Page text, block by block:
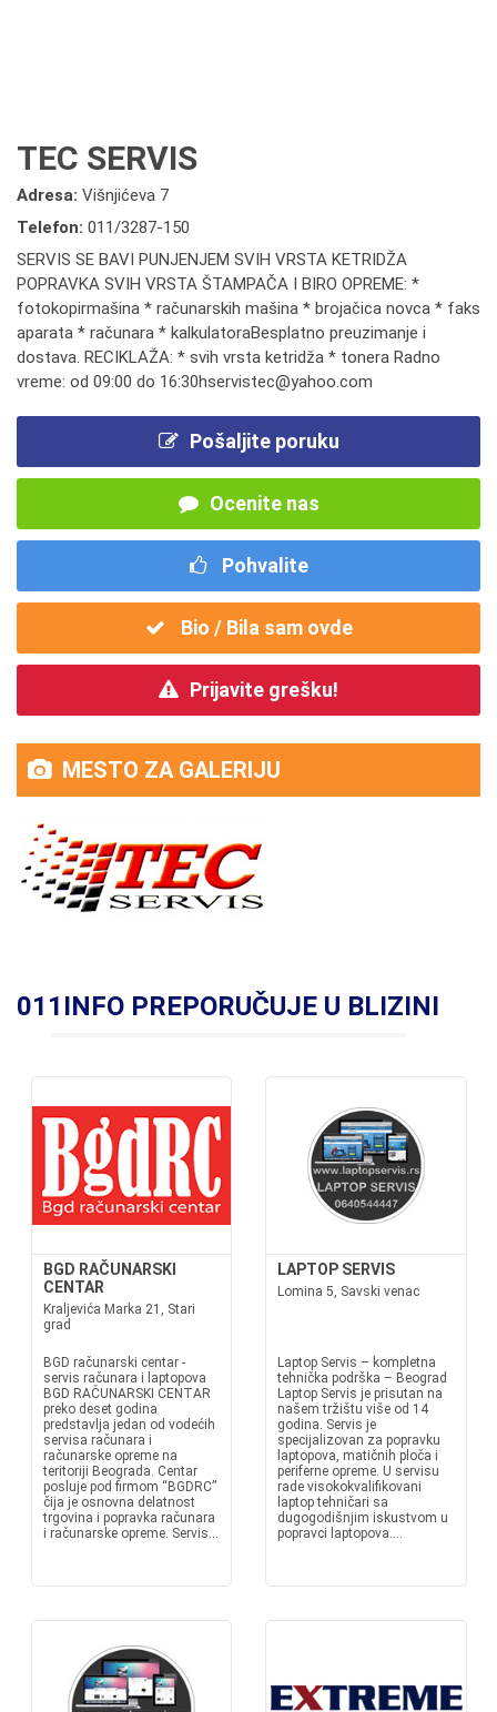
TEC SERVIS
Adresa: Višnjićeva 7
Telefon: 011/3287-150
SERVIS SE BAVI PUNJENJEM SVIH VRSTA KETRIDŽA
POPRAVKA SVIH VRSTA ŠTAMPAČA I BIRO OPREME: *
fotokopirmašina * računarskih mašina * brojačica novca * faks
aparata * računara * kalkulatoraBesplatno preuzimanje i
dostava. RECIKLAŽA: * svih vrsta ketridža * tonera Radno
vreme: od 09:00 do 16:30hservistec@yahoo.com
Pošaljite poruku
Ocenite nas
Pohvalite
Bio / Bila sam ovde
Prijavite grešku!
MESTO ZA GALERIJU
011INFO PREPORUČUJE U BLIZINI
BGD RAČUNARSKI
CENTAR
Kraljevića Marka 21, Stari
grad
BGD računarski centar -
servis računara i laptopova
BGD RAČUNARSKI CENTAR
preko deset godina
predstavlja jedan od vodećih
servisa računara i
računarske opreme na
teritoriji Beograda. Centar
posluje pod firmom “BGDRC”
čija je osnovna delatnost
trgovina i popravka računara
i računarske opreme. Servis...
LAPTOP SERVIS
Lomina 5, Savski venac
Laptop Servis – kompletna
tehnička podrška – Beograd
Laptop Servis je prisutan na
našem tržištu više od 14
godina. Servis je
specijalizovan za popravku
laptopova, matičnih ploča i
periferne opreme. U servisu
rade visokokvalifikovani
laptop tehničari sa
dugogodišnjim iskustvom u
popravci laptopova....